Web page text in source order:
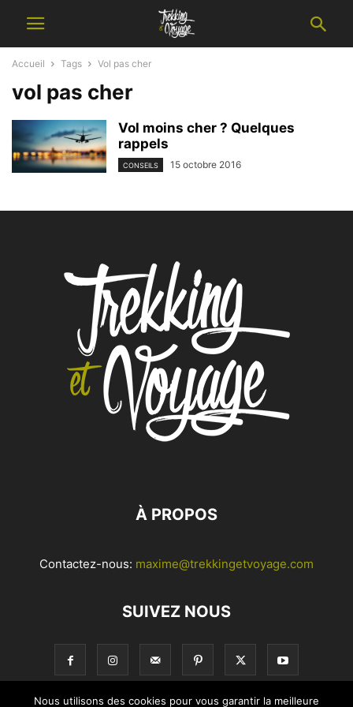
Accueil Tags Vol pas cher
vol pas cher
Vol moins cher ? Quelques
rappels
CONSEILS 15 octobre 2016
À PROPOS
Contactez-nous: maxime@trekkingetvoyage.com
SUIVEZ NOUS
Nous utilisons des cookies pour vous garantir la meilleure